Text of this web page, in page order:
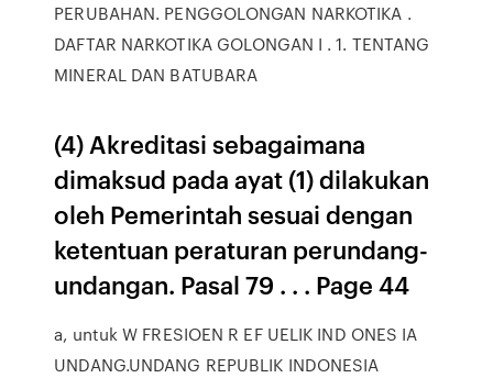
PERUBAHAN. PENGGOLONGAN NARKOTIKA .
DAFTAR NARKOTIKA GOLONGAN I . 1. TENTANG
MINERAL DAN BATUBARA
(4) Akreditasi sebagaimana
dimaksud pada ayat (1) dilakukan
oleh Pemerintah sesuai dengan
ketentuan peraturan perundang-
undangan. Pasal 79 . . . Page 44
a, untuk W FRESIOEN R EF UELIK IND ONES IA
UNDANG.UNDANG REPUBLIK INDONESIA